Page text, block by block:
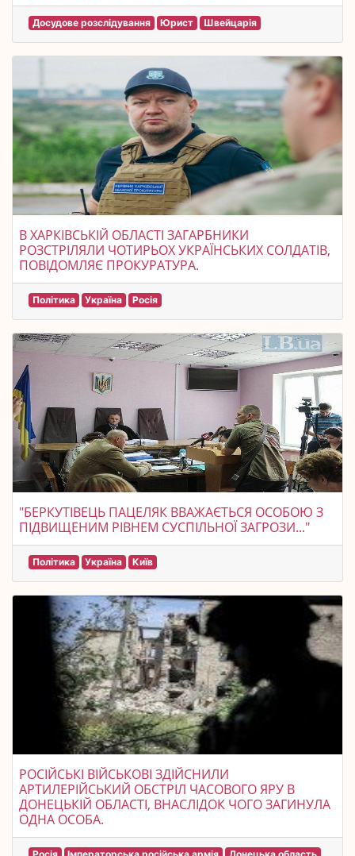
Досудове розслідування Юрист Швейцарія
В ХАРКІВСЬКІЙ ОБЛАСТІ ЗАГАРБНИКИ
РОЗСТРІЛЯЛИ ЧОТИРЬОХ УКРАЇНСЬКИХ СОЛДАТІВ,
ПОВІДОМЛЯЄ ПРОКУРАТУРА.
Політика Україна Росія
"БЕРКУТІВЕЦЬ ПАЦЕЛЯК ВВАЖАЄТЬСЯ ОСОБОЮ З
ПІДВИЩЕНИМ РІВНЕМ СУСПІЛЬНОЇ ЗАГРОЗИ..."
Політика Україна Київ
РОСІЙСЬКІ ВІЙСЬКОВІ ЗДІЙСНИЛИ
АРТИЛЕРІЙСЬКИЙ ОБСТРІЛ ЧАСОВОГО ЯРУ В
ДОНЕЦЬКІЙ ОБЛАСТІ, ВНАСЛІДОК ЧОГО ЗАГИНУЛА
ОДНА ОСОБА.